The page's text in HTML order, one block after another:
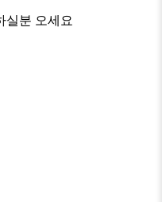
실분 오세요